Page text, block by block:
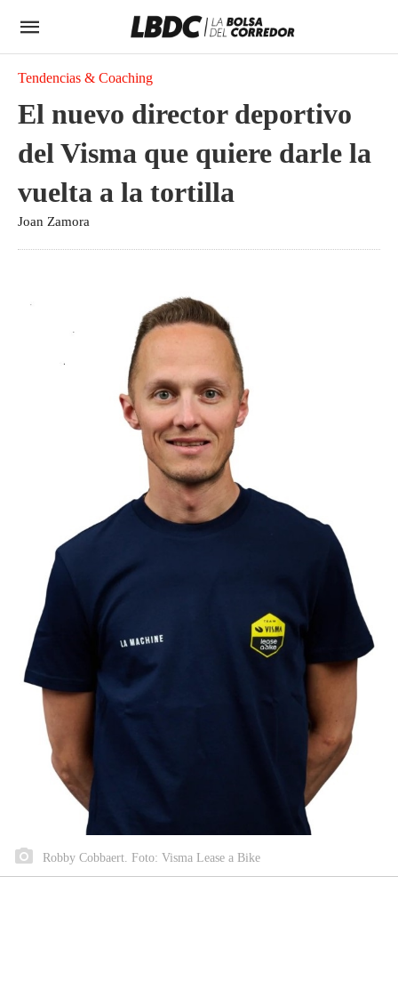
Tendencias & Coaching
El nuevo director deportivo
del Visma que quiere darle la
vuelta a la tortilla
Joan Zamora
Robby Cobbaert. Foto: Visma Lease a Bike